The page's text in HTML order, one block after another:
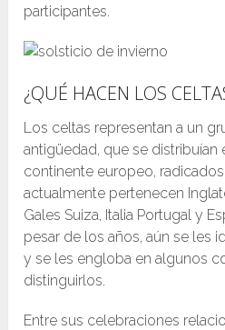
participantes.
¿QUÉ HACEN LOS
Los celtas representan a un
antigüedad, que se distribuían
continente europeo,
actualmente pertenecen
Gales Suiza, Italia Portugal y
pesar de los años, aún se les
y se les engloba en algunos
distinguirlos.
Entre sus celebraciones